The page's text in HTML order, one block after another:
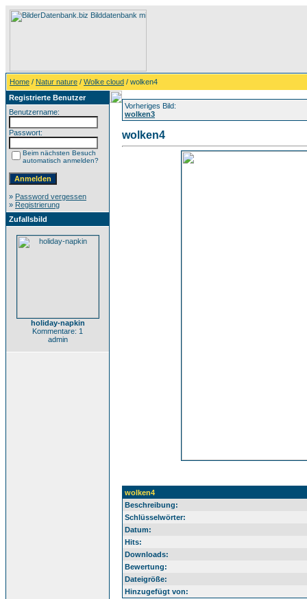
Home / Natur nature / Wolke cloud / wolken4
Registrierte Benutzer
Benutzername:
Passwort:
Beim nächsten Besuch
automatisch anmelden?
» Password vergessen
» Registrierung
Zufallsbild
holiday-napkin
Kommentare: 1
admin
Vorheriges Bild:
wolken3
wolken4
wolken4
Beschreibung:
Schlüsselwörter:
Datum:
Hits:
Downloads:
Bewertung:
Dateigröße:
Hinzugefügt von: